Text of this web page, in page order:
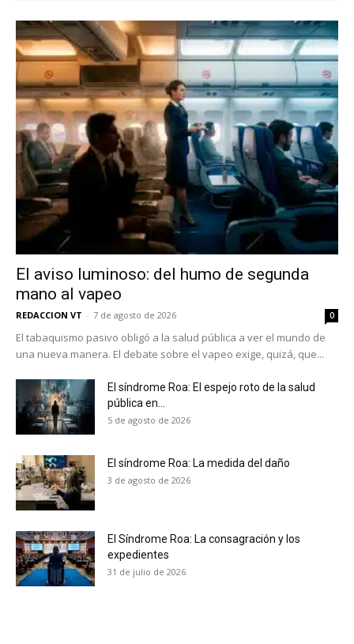
No te pierdas de las
El aviso luminoso: del humo de segunda
mano al vapeo
REDACCION VT - 7 de agosto de 2026 0
El tabaquismo pasivo obligó a la salud pública a ver el mundo de
una nueva manera. El debate sobre el vapeo exige, quizá, que...
El síndrome Roa: El espejo roto de la salud
pública en...
5 de agosto de 2026
El síndrome Roa: La medida del daño
3 de agosto de 2026
El Síndrome Roa: La consagración y los
expedientes
31 de julio de 2026